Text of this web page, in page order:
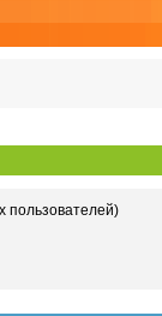
пользователей)